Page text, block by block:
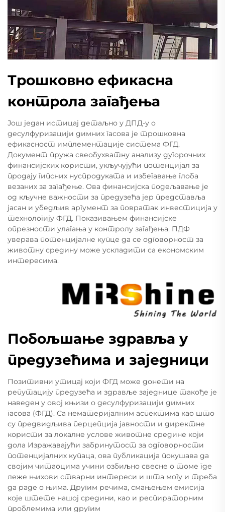
Трошковно ефикасна
контрола загађења
Још један истицај детаљно у ДПД-у о
десулфуризацији димних гасова је трошковна
ефикасност имплементације система ФГД.
Документ пружа свеобухватну анализу дугорочних
финансијских користи, укључујући потенцијал за
продају гипсних нуспродуката и избегавање глоба
везаних за загађење. Ова финансијска подељавање је
од кључне важности за предузећа јер представља
јасан и убедљив аргумент за повратак инвестиција у
технологију ФГД. Показивањем финансијске
опрезности улагања у контролу загађења, ПДФ
уверава потенцијалне купце да се одговорност за
животну средину може ускладити са економским
интересима.
Побољшање здравља у
предузећима и заједници
Позитивни утицај који ФГД може донети на
репутацију предузећа и здравље заједнице такође је
наведен у овој књизи о десулфуризацији димних
гасова (ФГД). Са нематеријалним аспектима као што
су предвидљива перцепција јавности и директне
користи за локалне услове животне средине који
дола Изражавајући забринутост за одговорности
потенцијалних купаца, ова публикација покушава да
својим читаоцима учини озбиљно свесне о томе где
леже њихови стварни интереси и шта могу и треба
да раде о њима. Другим речима, смањењем емисија
које штете нашој средини, као и респираторним
проблемима или другим